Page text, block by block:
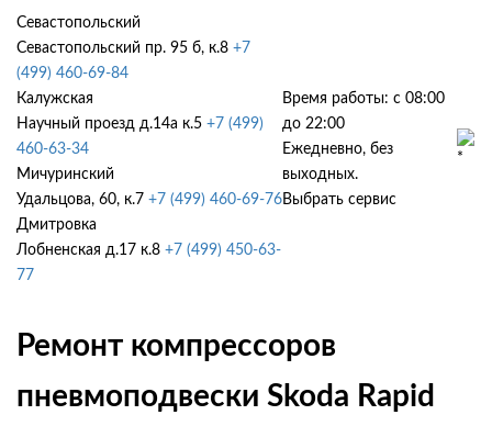
Севастопольский
Севастопольский пр. 95 б, к.8 +7
(499) 460-69-84
Калужская
Научный проезд д.14а к.5 +7 (499)
460-63-34
Мичуринский
Удальцова, 60, к.7 +7 (499) 460-69-76
Дмитровка
Лобненская д.17 к.8 +7 (499) 450-63-
77
Время работы: с 08:00
до 22:00
Ежедневно, без
выходных.
Выбрать сервис
Ремонт компрессоров
пневмоподвески Skoda Rapid